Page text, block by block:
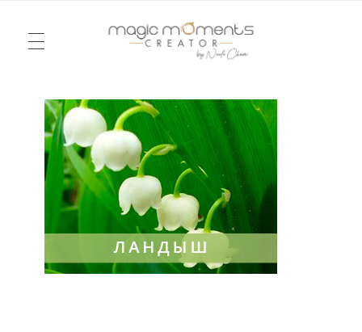
Magic Moments Creator
Mode
Chroniques
Rencontres
ÉVÉNEMENTS